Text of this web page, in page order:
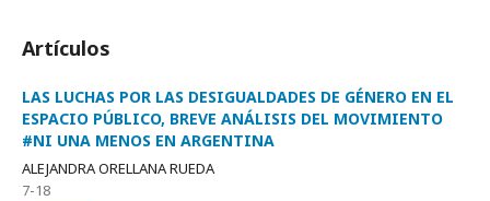
Artículos
LAS LUCHAS POR LAS DESIGUALDADES DE GÉNERO EN EL
ESPACIO PÚBLICO, BREVE ANÁLISIS DEL MOVIMIENTO
#NI UNA MENOS EN ARGENTINA
ALEJANDRA ORELLANA RUEDA
7-18